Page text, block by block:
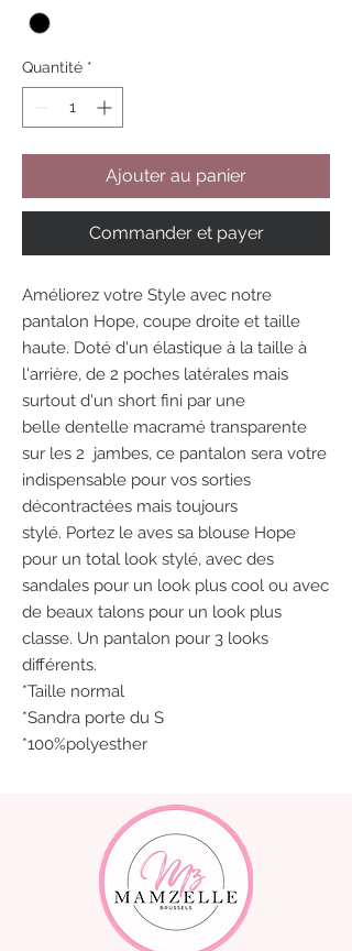
Quantité *
Ajouter au panier
Commander et payer
Améliorez votre Style avec notre
pantalon Hope, coupe droite et taille
haute. Doté d'un élastique à la taille à
l'arrière, de 2 poches latérales mais
surtout d'un short fini par une
belle dentelle macramé transparente
sur les 2 jambes, ce pantalon sera votre
indispensable pour vos sorties
décontractées mais toujours
stylé. Portez le aves sa blouse Hope
pour un total look stylé, avec des
sandales pour un look plus cool ou avec
de beaux talons pour un look plus
classe. Un pantalon pour 3 looks
différents.
*Taille normal
*Sandra porte du S
*100%polyesther